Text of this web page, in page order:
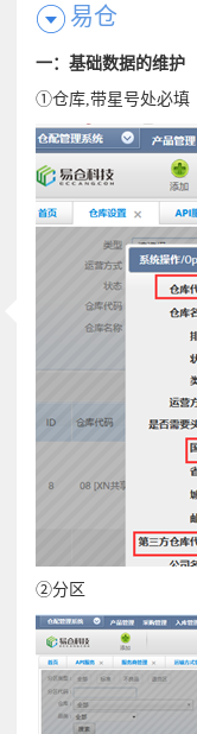
易仓
一：基础数据的维护
①仓库,带星号处必填
②分区